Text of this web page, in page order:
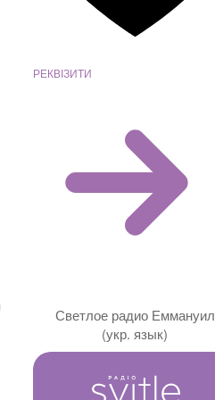
РЕКВІЗИТИ
Светлое радио Еммануил
(укр. язык)